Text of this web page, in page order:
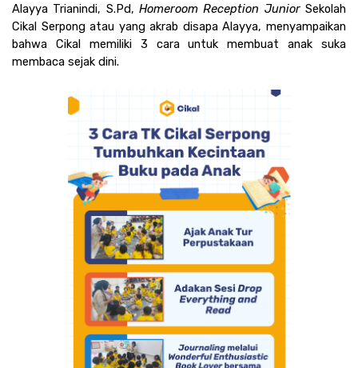
Alayya Trianindi, S.Pd, Homeroom Reception Junior Sekolah
Cikal Serpong atau yang akrab disapa Alayya, menyampaikan
bahwa Cikal memiliki 3 cara untuk membuat anak suka
membaca sejak dini.